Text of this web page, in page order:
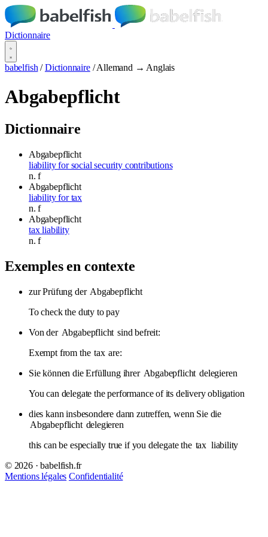
Dictionnaire
babelfish / Dictionnaire / Allemand → Anglais
Abgabepflicht
Dictionnaire
Abgabepflicht
liability for social security contributions
n.f
Abgabepflicht
liability for tax
n.f
Abgabepflicht
tax liability
n.f
Exemples en contexte
zur Prüfung der Abgabepflicht
To check the duty to pay
Von der Abgabepflicht sind befreit:
Exempt from the tax are:
Sie können die Erfüllung ihrer Abgabepflicht delegieren
You can delegate the performance of its delivery obligation
dies kann insbesondere dann zutreffen, wenn Sie die
Abgabepflicht delegieren
this can be especially true if you delegate the tax liability
© 2026 · babelfish.fr
Mentions légales Confidentialité